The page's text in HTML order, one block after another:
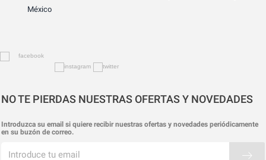
México
NO TE PIERDAS NUESTRAS OFERTAS Y NOVEDADES
Introduzca su email si quiere recibir nuestras ofertas y novedades periódicamente
en su buzón de correo.